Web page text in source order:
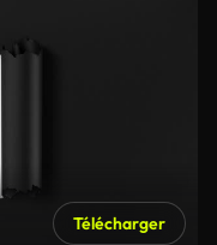
Télécharger